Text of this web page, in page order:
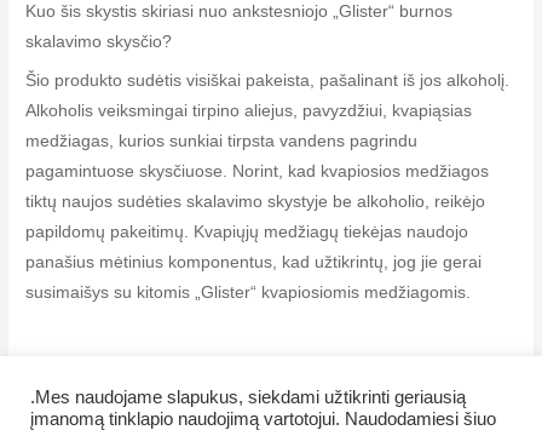
Kuo šis skystis skiriasi nuo ankstesniojo „Glister“ burnos
skalavimo skysčio?
Šio produkto sudėtis visiškai pakeista, pašalinant iš jos alkoholį.
Alkoholis veiksmingai tirpino aliejus, pavyzdžiui, kvapiąsias
medžiagas, kurios sunkiai tirpsta vandens pagrindu
pagamintuose skysčiuose. Norint, kad kvapiosios medžiagos
tiktų naujos sudėties skalavimo skystyje be alkoholio, reikėjo
papildomų pakeitimų. Kvapiųjų medžiagų tiekėjas naudojo
panašius mėtinius komponentus, kad užtikrintų, jog jie gerai
susimaišys su kitomis „Glister“ kvapiosiomis medžiagomis.
.Mes naudojame slapukus, siekdami užtikrinti geriausią
įmanomą tinklapio naudojimą vartotojui. Naudodamiesi šiuo